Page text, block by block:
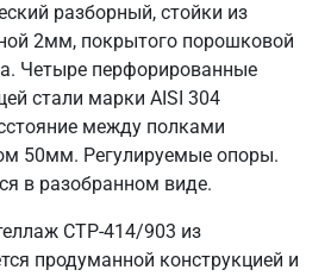
разборный, стойки из
2мм, покрытого порошковой
Четыре перфорированные
стали марки AISI 304
между полками
50мм. Регулируемые опоры.
в разобранном виде.
СТР-414/903 из
продуманной конструкцией и